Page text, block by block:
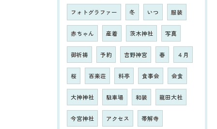
フォトグラファー 冬 いつ 服装
赤ちゃん 産着 茨木神社 写真
御祈祷 予約 吉野神宮 春 ４月
桜 百楽荘 料亭 食事会 会食
大神神社 駐車場 和装 龍田大社
今宮神社 アクセス 帯解寺